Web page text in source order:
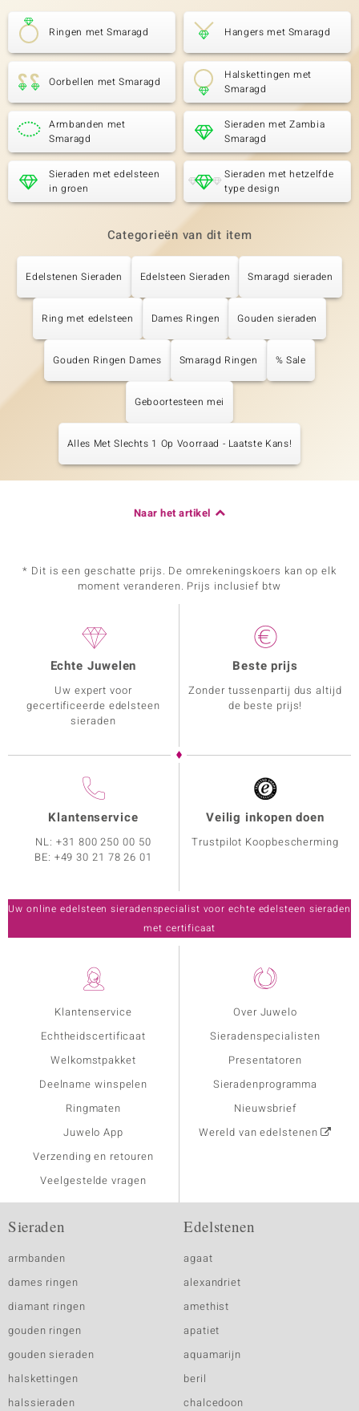
Ringen met Smaragd Hangers met Smaragd
Oorbellen met Smaragd
Halskettingen met
Smaragd
Armbanden met
Smaragd
Sieraden met Zambia
Smaragd
Sieraden met edelsteen
in groen
Sieraden met hetzelfde
type design
Categorieën van dit item
Edelstenen Sieraden Edelsteen Sieraden Smaragd sieraden
Ring met edelsteen Dames Ringen Gouden sieraden
Gouden Ringen Dames Smaragd Ringen % Sale
Geboortesteen mei
Alles Met Slechts 1 Op Voorraad - Laatste Kans!
Naar het artikel
* Dit is een geschatte prijs. De omrekeningskoers kan op elk
moment veranderen. Prijs inclusief btw
Klantenservice
Echtheidscertificaat
Welkomstpakket
Deelname winspelen
Ringmaten
Juwelo App
Verzending en retouren
Veelgestelde vragen
Over Juwelo
Sieradenspecialisten
Presentatoren
Sieradenprogramma
Nieuwsbrief
Wereld van edelstenen
Echte Juwelen
Uw expert voor
gecertificeerde edelsteen
sieraden
Beste prijs
Zonder tussenpartij dus altijd
de beste prijs!
Klantenservice
NL:+31 800 250 00 50
BE: +49 30 21 78 26 01
Veilig inkopen doen
Trustpilot Koopbescherming
Uw online edelsteen sieradenspecialist voor echte edelsteen sieraden
met certificaat
Sieraden
armbanden
dames ringen
diamant ringen
gouden ringen
gouden sieraden
halskettingen
halssieraden
Edelstenen
agaat
alexandriet
amethist
apatiet
aquamarijn
beril
chalcedoon